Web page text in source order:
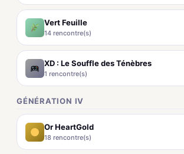
Vert Feuille
14 rencontre(s)
XD : Le Souffle des Ténèbres
1 rencontre(s)
GÉNÉRATION IV
Or HeartGold
18 rencontre(s)